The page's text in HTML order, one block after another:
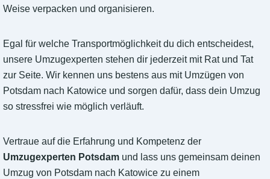
Weise verpacken und organisieren.
Egal für welche Transportmöglichkeit du dich entscheidest,
unsere Umzugexperten stehen dir jederzeit mit Rat und Tat
zur Seite. Wir kennen uns bestens aus mit Umzügen von
Potsdam nach Katowice und sorgen dafür, dass dein Umzug
so stressfrei wie möglich verläuft.
Vertraue auf die Erfahrung und Kompetenz der
Umzugexperten Potsdam und lass uns gemeinsam deinen
Umzug von Potsdam nach Katowice zu einem